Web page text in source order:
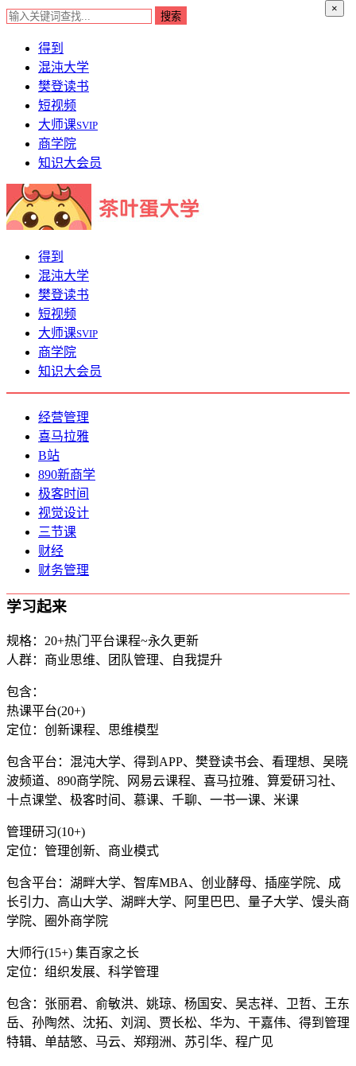
×
得到
混沌大学
樊登读书
短视频
大师课SVIP
商学院
知识大会员
得到
混沌大学
樊登读书
短视频
大师课SVIP
商学院
知识大会员
经营管理
喜马拉雅
B站
890新商学
极客时间
视觉设计
三节课
财经
财务管理
学习起来
规格：20+热门平台课程~永久更新
人群：商业思维、团队管理、自我提升
包含：
热课平台(20+)
定位：创新课程、思维模型
包含平台：混沌大学、得到APP、樊登读书会、看理想、吴晓
波频道、890商学院、网易云课程、喜马拉雅、算爱研习社、
十点课堂、极客时间、慕课、千聊、一书一课、米课
管理研习(10+)
定位：管理创新、商业模式
包含平台：湖畔大学、智库MBA、创业酵母、插座学院、成
长引力、高山大学、湖畔大学、阿里巴巴、量子大学、馒头商
学院、圈外商学院
大师行(15+) 集百家之长
定位：组织发展、科学管理
包含：张丽君、俞敏洪、姚琼、杨国安、吴志祥、卫哲、王东
岳、孙陶然、沈拓、刘润、贾长松、华为、干嘉伟、得到管理
特辑、单喆慜、马云、郑翔洲、苏引华、程广见